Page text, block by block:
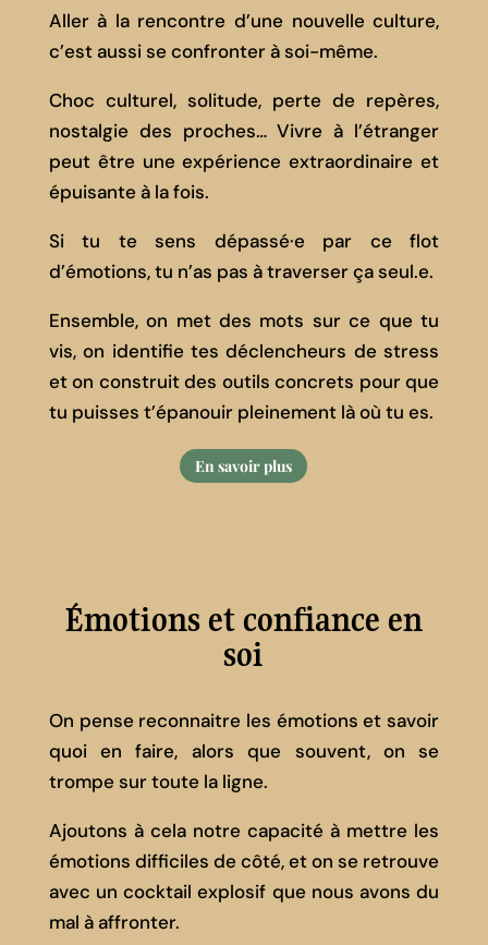
Aller à la rencontre d’une nouvelle culture,
c’est aussi se confronter à soi-même.
Choc culturel, solitude, perte de repères,
nostalgie des proches… Vivre à l’étranger
peut être une expérience extraordinaire et
épuisante à la fois.
Si tu te sens dépassé·e par ce flot
d’émotions, tu n’as pas à traverser ça seul.e.
Ensemble, on met des mots sur ce que tu
vis, on identifie tes déclencheurs de stress
et on construit des outils concrets pour que
tu puisses t’épanouir pleinement là où tu es.
En savoir plus
Émotions et confiance en
soi
On pense reconnaitre les émotions et savoir
quoi en faire, alors que souvent, on se
trompe sur toute la ligne.
Ajoutons à cela notre capacité à mettre les
émotions difficiles de côté, et on se retrouve
avec un cocktail explosif que nous avons du
mal à affronter.